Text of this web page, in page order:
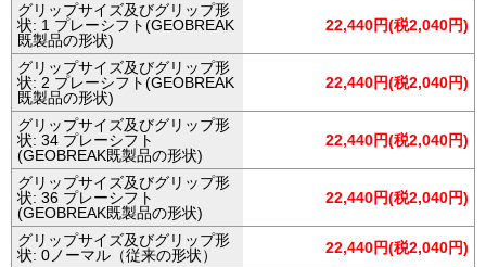
グリップサイズ及びグリップ形
状: 1 プレーシフト(GEOBREAK
既製品の形状)
22,440円(税2,040円)
グリップサイズ及びグリップ形
状: 2 プレーシフト(GEOBREAK
既製品の形状)
22,440円(税2,040円)
グリップサイズ及びグリップ形
状: 34 プレーシフト
(GEOBREAK既製品の形状)
22,440円(税2,040円)
グリップサイズ及びグリップ形
状: 36 プレーシフト
(GEOBREAK既製品の形状)
22,440円(税2,040円)
グリップサイズ及びグリップ形
状: 0ノーマル（従来の形状）
22,440円(税2,040円)